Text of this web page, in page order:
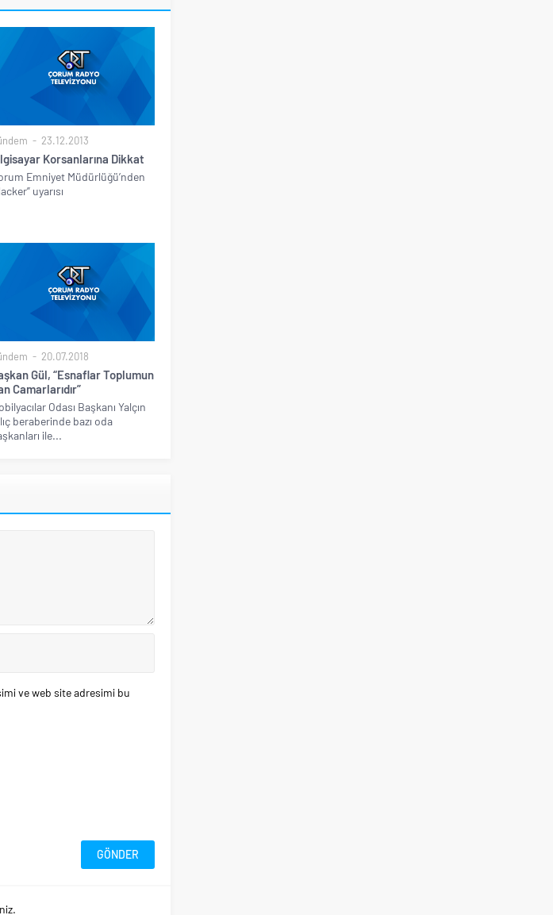
23.12.2013
Korsanlarına Dikkat
Emniyet Müdürlüğü’nden
uyarısı
20.07.2018
Gül, “Esnaflar Toplumun
Camarlarıdır”
Odası Başkanı Yalçın
beraberinde bazı oda
ile...
ve web site adresimi bu